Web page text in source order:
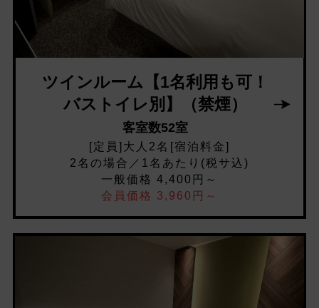
ツインルーム【1名利用も可！
バストイレ別】（禁煙）
客室数52室
[定員]大人2名[宿泊料金]
2名の場合／1名あたり(税サ込)
一般価格 4,400円～
会員価格 3,960円～